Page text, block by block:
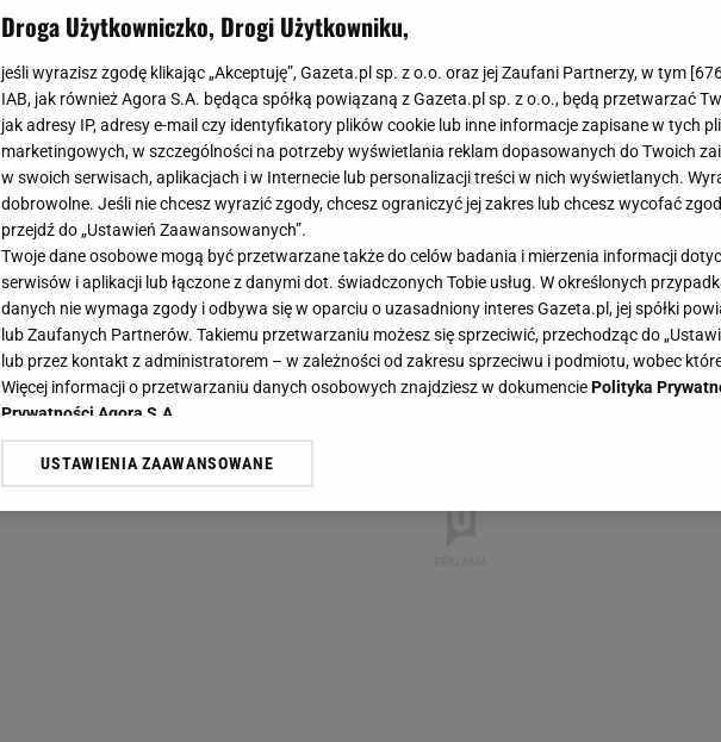
Droga Użytkowniczko, Drogi Użytkowniku,
jeśli wyrazisz zgodę klikając „Akceptuję”, Gazeta.pl sp. z o.o. oraz jej Zaufani Partnerzy, w tym [
IAB, jak również Agora S.A. będąca spółką powiązaną z Gazeta.pl sp. z o.o., będą przetwarzać
jak adresy IP, adresy e-mail czy identyfikatory plików cookie lub inne informacje zapisane w tych
marketingowych, w szczególności na potrzeby wyświetlania reklam dopasowanych do Twoich
w swoich serwisach, aplikacjach i w Internecie lub personalizacji treści w nich wyświetlanych.
dobrowolne. Jeśli nie chcesz wyrazić zgody, chcesz ograniczyć jej zakres lub chcesz wycofać
przejdź do „Ustawień Zaawansowanych”.
Twoje dane osobowe mogą być przetwarzane także do celów badania i mierzenia informacji
serwisów i aplikacji lub łączone z danymi dot. świadczonych Tobie usług. W określonych
danych nie wymaga zgody i odbywa się w oparciu o uzasadniony interes Gazeta.pl, jej spółki
lub Zaufanych Partnerów. Takiemu przetwarzaniu możesz się sprzeciwić, przechodząc do
lub przez kontakt z administratorem – w zależności od zakresu sprzeciwu i podmiotu, wobec
Więcej informacji o przetwarzaniu danych osobowych znajdziesz w dokumenciePolityka
Prywatności Agora S.A.
Klikając „Akceptuję” wyrażasz też zgodę na zainstalowanie i przechowywanie plików cookie
Zaufanych Partnerów i Agora S.A. na Twoim urządzeniu końcowym. Możesz w każdej chwili
USTAWIENIA ZAAWANSOWANE